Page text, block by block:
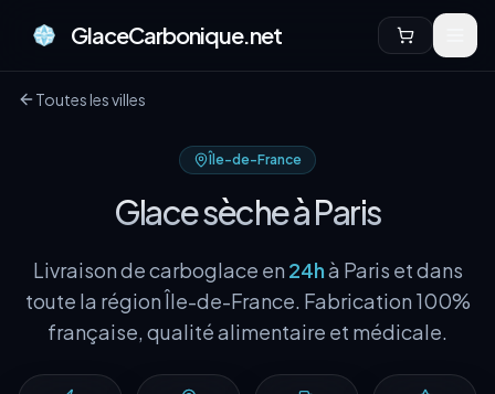
GlaceCarbonique.net
Toutes les villes
Île-de-France
Glace sèche àParis
Livraison de carboglace en 24hà Paris et dans
toute la régionÎle-de-France . Fabrication 100%
française, qualité alimentaire et médicale.